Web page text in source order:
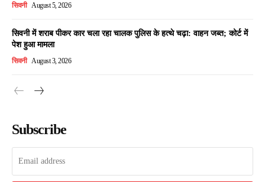
सिवनी August 5, 2026
सिवनी में शराब पीकर कार चला रहा चालक पुलिस के हत्थे चढ़ा: वाहन जब्त; कोर्ट में
पेश हुआ मामला
सिवनी August 3, 2026
Subscribe